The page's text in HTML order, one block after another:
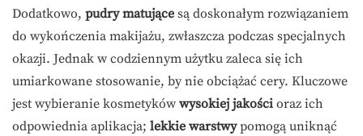
Dodatkowo, pudry matujące są doskonałym rozwiązaniem
do wykończenia makijażu, zwłaszcza podczas specjalnych
okazji. Jednak w codziennym użytku zaleca się ich
umiarkowane stosowanie, by nie obciążać cery. Kluczowe
jest wybieranie kosmetyków wysokiej jakości oraz ich
odpowiednia aplikacja; lekkie warstwypomogą uniknąć